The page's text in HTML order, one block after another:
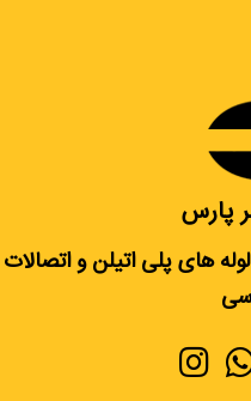
پارس
های پلی اتیلن و اتصالات